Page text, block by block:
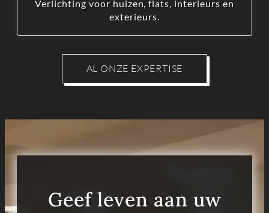
Verlichting voor huizen, flats, interieurs en
exterieurs.
AL ONZE EXPERTISE
Geef leven aan uw